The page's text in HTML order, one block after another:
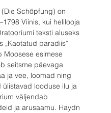
(Die Schöpfung) on
Viinis, kui helilooja
teksti aluseks
„Kaotatud paradiis“
Moosese esimese
seitsme päevaga
ja vee, loomad ning
ülistavad looduse ilu ja
väljendab
ja arusaamu. Haydn